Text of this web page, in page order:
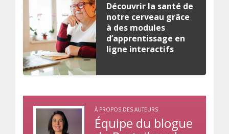
Découvrir la santé de
notre cerveau grâce
à des modules
d’apprentissage en
ligne interactifs
À PROPOS DES AUTEURS
Équipe du blogue